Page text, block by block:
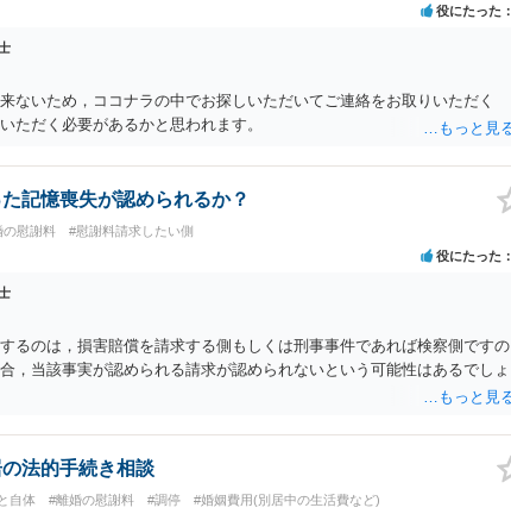
役にたった
ないため，ココナラの中でお探しいただいてご連絡をお取りいただく
ただく必要があるかと思われます。
記憶喪失が認められるか？
の慰謝料 #慰謝料請求したい側
役にたった
るのは，損害賠償を請求する側もしくは刑事事件であれば検察側ですの
，当該事実が認められる請求が認められないという可能性はあるでしょ
法的手続き相談
自体 #離婚の慰謝料 #調停 #婚姻費用(別居中の生活費など)